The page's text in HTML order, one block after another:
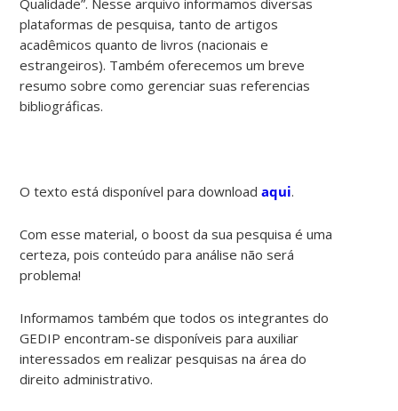
plataformas de pesquisa, tanto de artigos
acadêmicos quanto de livros (nacionais e
estrangeiros). Também oferecemos um breve
resumo sobre como gerenciar suas referencias
bibliográficas.
O texto está disponível para downloadaqui.
Com esse material, o boost da sua pesquisa é uma
certeza, pois conteúdo para análise não será
problema!
Informamos também que todos os integrantes do
GEDIP encontram-se disponíveis para auxiliar
interessados em realizar pesquisas na área do
direito administrativo.